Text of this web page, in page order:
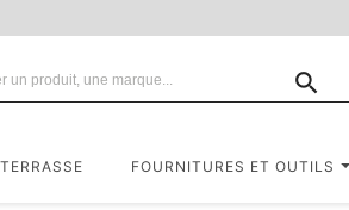

FOURNITURES ET OUTILS